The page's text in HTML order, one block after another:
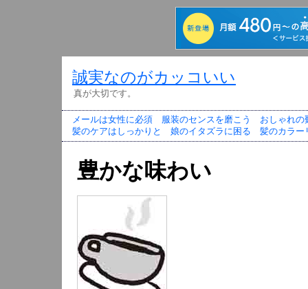
誠実なのがカッコいい
真が大切です。
メールは女性に必須 服装のセンスを磨こう
おしゃれの
髪のケアはしっかりと
娘のイタズラに困る 髪のカラー
豊かな味わい